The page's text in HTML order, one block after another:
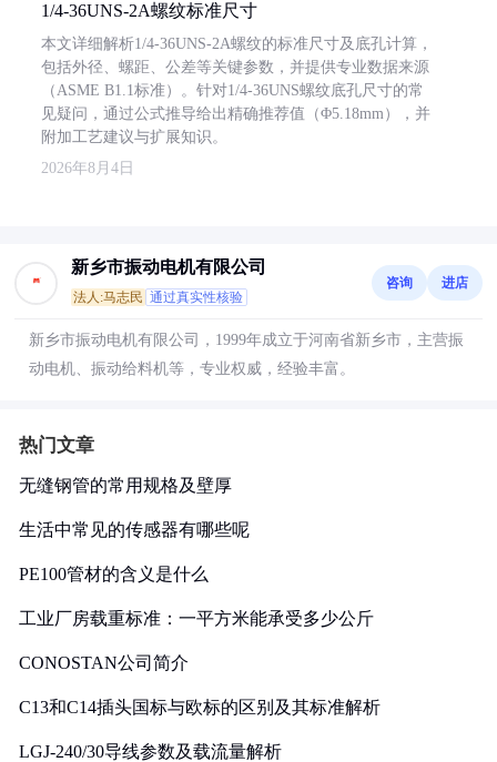
1/4-36UNS-2A螺纹标准尺寸
本文详细解析1/4-36UNS-2A螺纹的标准尺寸及底孔计算，
包括外径、螺距、公差等关键参数，并提供专业数据来源
（ASME B1.1标准）。针对1/4-36UNS螺纹底孔尺寸的常
见疑问，通过公式推导给出精确推荐值（Φ5.18mm），并
附加工艺建议与扩展知识。
2026年8月4日
新乡市振动电机有限公司
法人:马志民 通过真实性核验
咨询 进店
新乡市振动电机有限公司，1999年成立于河南省新乡市，主营振
动电机、振动给料机等，专业权威，经验丰富。
热门文章
无缝钢管的常用规格及壁厚
生活中常见的传感器有哪些呢
PE100管材的含义是什么
工业厂房载重标准：一平方米能承受多少公斤
CONOSTAN公司简介
C13和C14插头国标与欧标的区别及其标准解析
LGJ-240/30导线参数及载流量解析